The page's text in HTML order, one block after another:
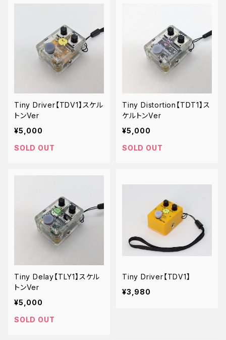
Tiny Driver【TDV1】スケル
トンVer
¥5,000
SOLD OUT
Tiny Distortion【TDT1】ス
ケルトンVer
¥5,000
SOLD OUT
Tiny Delay【TLY1】スケル
トンVer
¥5,000
SOLD OUT
Tiny Driver【TDV1】
¥3,980